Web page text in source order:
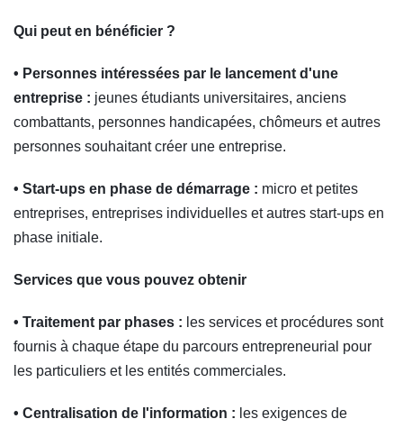
Qui peut en bénéficier ?
• Personnes intéressées par le lancement d'une
entreprise : jeunes étudiants universitaires, anciens
combattants, personnes handicapées, chômeurs et autres
personnes souhaitant créer une entreprise.
• Start-ups en phase de démarrage : micro et petites
entreprises, entreprises individuelles et autres start-ups en
phase initiale.
Services que vous pouvez obtenir
• Traitement par phases : les services et procédures sont
fournis à chaque étape du parcours entrepreneurial pour
les particuliers et les entités commerciales.
• Centralisation de l'information : les exigences de